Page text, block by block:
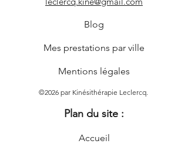
Blog
Mes prestations par ville
Mentions légales
©2026 par Kinésithérapie Leclercq.
Plan du site :
Accueil